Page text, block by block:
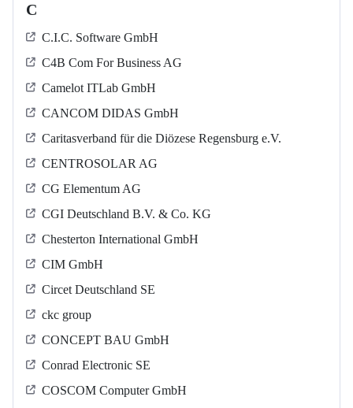
C
C.I.C. Software GmbH
C4B Com For Business AG
Camelot ITLab GmbH
CANCOM DIDAS GmbH
Caritasverband für die Diözese Regensburg e.V.
CENTROSOLAR AG
CG Elementum AG
CGI Deutschland B.V. & Co. KG
Chesterton International GmbH
CIM GmbH
Circet Deutschland SE
ckc group
CONCEPT BAU GmbH
Conrad Electronic SE
COSCOM Computer GmbH